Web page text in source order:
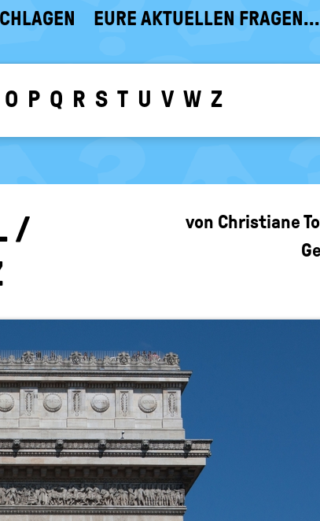
EURE AKTUELLEN FRAGEN...
O P Q R S T U V W Z
zu dem gewählten
/
von Christiane